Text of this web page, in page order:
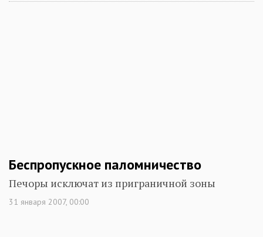
Беспропускное паломничество
Печоры исключат из приграничной зоны
31 января 2007, 00:00